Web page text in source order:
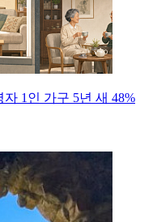
1인 가구 5년 새 48%